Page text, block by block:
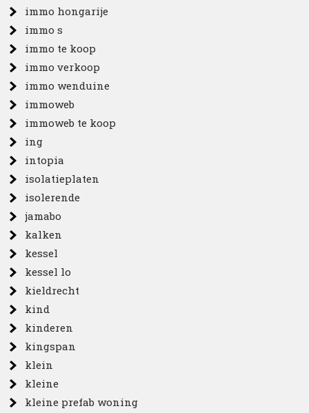
immo hongarije
immo s
immo te koop
immo verkoop
immo wenduine
immoweb
immoweb te koop
ing
intopia
isolatieplaten
isolerende
jamabo
kalken
kessel
kessel lo
kieldrecht
kind
kinderen
kingspan
klein
kleine
kleine prefab woning